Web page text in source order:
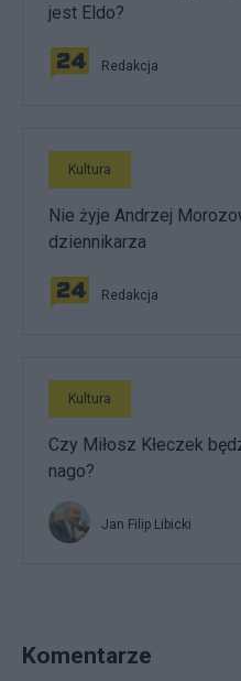
jest Eldo?
Redakcja
Kultura
Nie żyje Andrzej
dziennikarza
Redakcja
Kultura
Czy Miłosz Kłeczek
nago?
Jan Filip Libicki
Komentarze